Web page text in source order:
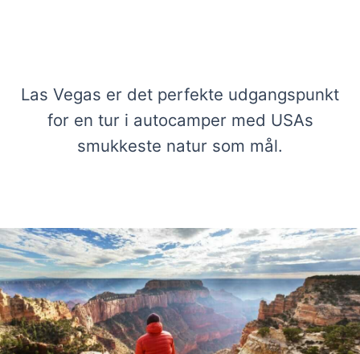
Las Vegas er det perfekte udgangspunkt
for en tur i autocamper med USAs
smukkeste natur som mål.